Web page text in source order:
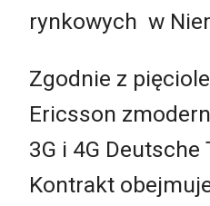
rynkowych w
Zgodnie z
Ericsson
3G i 4G Deutsche
Kontrakt